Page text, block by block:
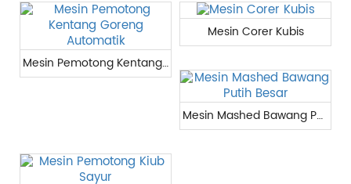
Mesin Pemotong Kentang Goreng Automatik
Mesin Corer Kubis
Mesin Mashed Bawang Putih Besar